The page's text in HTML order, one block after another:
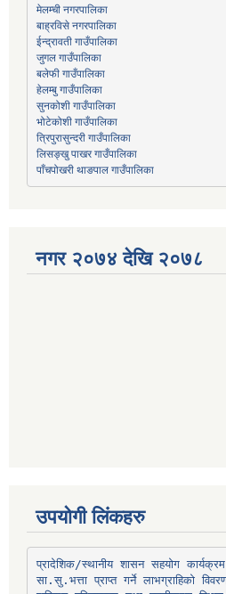
मेलम्ची नगरपालिका
बाह्रविसे नगरपालिका
ईन्द्रावती गाउँपालिका
जुगल गाउँपालिका
बलेफी गाउँपालिका
हेलम्बु गाउँपालिका
सुनकोशी गाउँपालिका
भोटेकोशी गाउँपालिका
त्रिपुरासुन्दरी गाउँपालिका
लिसङ्खु पाखर गाउँपालिका
पाँचपोखरी थाङपाल गाउँपालिका
नगर २०७४ देखि २०७८
उपयोगी लिंकहरु
प्रादेशिक/स्थानीय शासन सहयोग कार्यक्रम